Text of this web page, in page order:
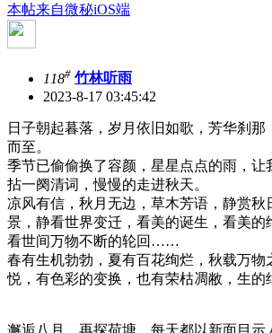
本帖来自微秘iOS端
118# 竹林听雨
2023-8-17 03:45:42
日子朝起暮落，岁月依旧如歌，芳华刹那
而至。
季节已偷偷换了容颜，星星点点的雨，让
拈一阕清词，慢慢的走进秋天。
凉风有信，秋月无边，草木芳语，静赏秋
景，静看世界变迁，看美的诞生，看美的
看世间万物不断的轮回……
春有生机勃勃，夏有百花绚烂，秋载万物
悦，有色彩的变换，也有荣枯凋敝，生的
邂逅八月，再探荷塘，每天都以新面目示